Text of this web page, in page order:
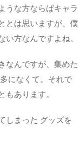
うな方ならばキャラ
とは思いますが、僕
い方なんですよね。
なんですが、集めた
になくて。それで
もあります。
しまった グッズを